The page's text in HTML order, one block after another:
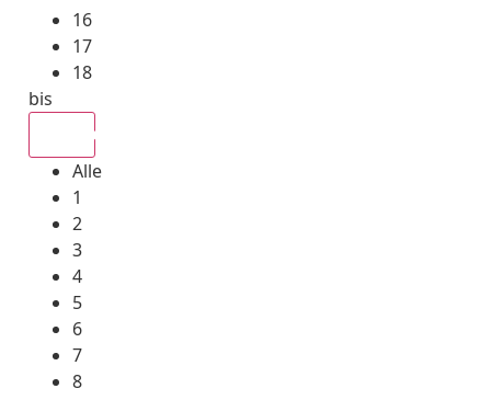
16
17
18
bis
Alle
1
2
3
4
5
6
7
8